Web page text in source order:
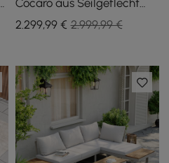
Cocaro aus Seilgeflecht
mit Couchtisch und
drehbarem Sockel,
2.299,99€ 2.999,99 €